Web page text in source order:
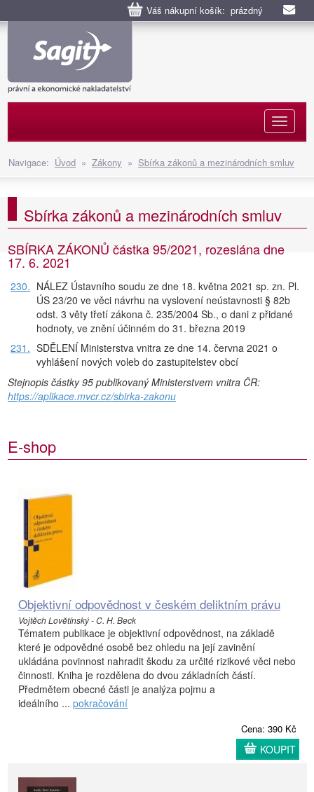
Váš nákupní košík: prázdný
Navigace: Úvod » Zákony » Sbírka zákonů a mezinárodních smluv
Sbírka zákonů a mezinárodních smluv
SBÍRKA ZÁKONŮ částka 95/2021, rozeslána dne
17. 6. 2021
230. NÁLEZ Ústavního soudu ze dne 18. května 2021 sp. zn. Pl.
ÚS 23/20 ve věci návrhu na vyslovení neústavnosti § 82b
odst. 3 věty třetí zákona č. 235/2004 Sb., o dani z přidané
hodnoty, ve znění účinném do 31. března 2019
231. SDĚLENÍ Ministerstva vnitra ze dne 14. června 2021 o
vyhlášení nových voleb do zastupitelstev obcí
Stejnopis částky 95 publikovaný Ministerstvem vnitra ČR:
https://aplikace.mvcr.cz/sbirka-zakonu
E-shop
Objektivní odpovědnost v českém deliktním právu
Vojtěch Lovětínský - C. H. Beck
Tématem publikace je objektivní odpovědnost, na základě
které je odpovědné osobě bez ohledu na její zavinění
ukládána povinnost nahradit škodu za určité rizikové věci nebo
činnosti. Kniha je rozdělena do dvou základních částí.
Předmětem obecné části je analýza pojmu a
ideálního ... pokračování
Cena: 390 Kč
KOUPIT